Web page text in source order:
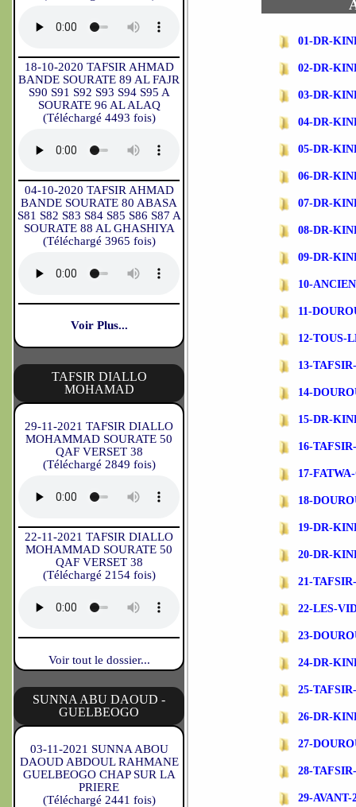
18-10-2020 TAFSIR AHMAD
BANDE SOURATE 89 AL FAJR
S90 S91 S92 S93 S94 S95 A
SOURATE 96 AL ALAQ
(Téléchargé 4493 fois)
04-10-2020 TAFSIR AHMAD
BANDE SOURATE 80 ABASA
S81 S82 S83 S84 S85 S86 S87 A
SOURATE 88 AL GHASHIYA
(Téléchargé 3965 fois)
Voir Plus...
TAFSIR DIALLO
MOHAMAD
29-11-2021 TAFSIR DIALLO
MOHAMMAD SOURATE 50
QAF VERSET 38
(Téléchargé 2849 fois)
22-11-2021 TAFSIR DIALLO
MOHAMMAD SOURATE 50
QAF VERSET 38
(Téléchargé 2154 fois)
Voir tout le dossier...
SUNNA ABU DAOUD -
GUELBEOGO
03-11-2021 SUNNA ABOU
DAOUD ABDOUL RAHMANE
GUELBEOGO CHAP SUR LA
PRIERE
(Téléchargé 2441 fois)
01-DR-
02-DR-
03-DR-
04-DR-
05-DR-
06-DR-
07-DR-
08-DR-
09-DR-
10-
11-
12-TOUS-
13-
14-
15-DR-
16-
17-
18-
19-DR-
20-DR-
21-
22-LES-
23-
24-DR-
25-
26-DR-
27-
28-
29-AVANT-